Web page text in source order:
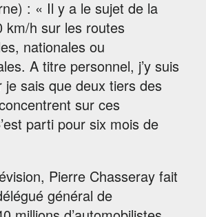
: « Il y a le sujet de la
km/h sur les routes
nationales ou
A titre personnel, j’y suis
je sais que deux tiers des
sur ces
parti pour six mois de
Pierre Chasseray fait
général de